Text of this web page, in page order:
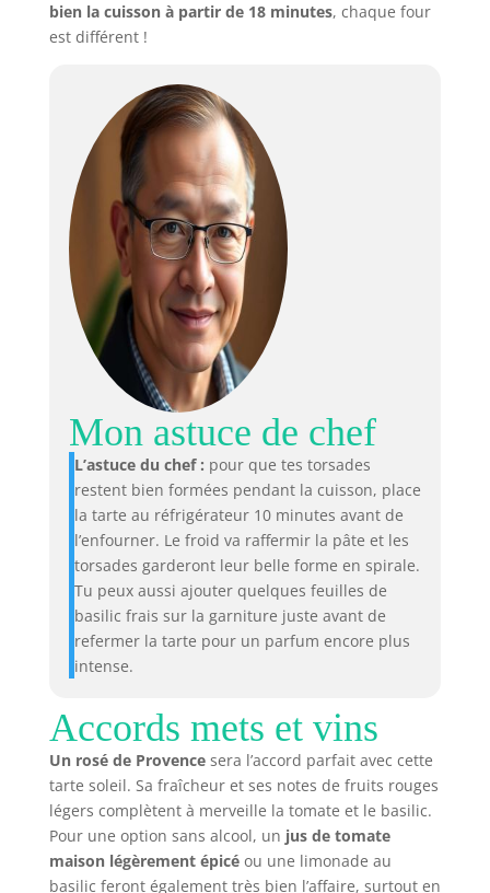
bien la cuisson à partir de 18 minutes, chaque four
est différent !
Mon astuce de chef
L’astuce du chef : pour que tes torsades
restent bien formées pendant la cuisson, place
la tarte au réfrigérateur 10 minutes avant de
l’enfourner. Le froid va raffermir la pâte et les
torsades garderont leur belle forme en spirale.
Tu peux aussi ajouter quelques feuilles de
basilic frais sur la garniture juste avant de
refermer la tarte pour un parfum encore plus
intense.
Accords mets et vins
Un rosé de Provencesera l’accord parfait avec cette
tarte soleil. Sa fraîcheur et ses notes de fruits rouges
légers complètent à merveille la tomate et le basilic.
Pour une option sans alcool, un jus de tomate
maison légèrement épicéou une limonade au
basilic feront également très bien l’affaire, surtout en